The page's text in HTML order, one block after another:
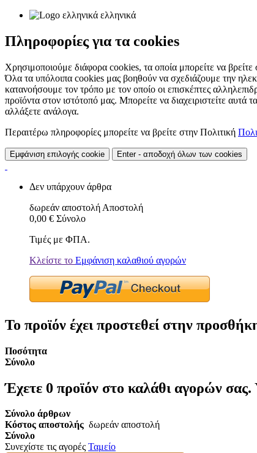
ελληνικά
Πληροφορίες για τα cookies
Χρησιμοποιούμε διάφορα cookies, τα οποία μπορείτε να βρείτε
Όλα τα υπόλοιπα cookies μας βοηθούν να σχεδιάζουμε την
κατανοήσουμε τον τρόπο με τον οποίο οι επισκέπτες
προϊόντα στον ιστότοπό μας. Μπορείτε να διαχειριστείτε
αλλάξετε ανάλογα.
Περαιτέρω πληροφορίες μπορείτε να βρείτε στην Πολιτική
Εμφάνιση επιλογής cookie Enter - αποδοχή όλων των cookies
Δεν υπάρχουν άρθρα
δωρεάν αποστολή Αποστολή
0,00 € Σύνολο
Τιμές με ΦΠΑ.
Κλείστε το Εμφάνιση καλαθιού αγορών
Το προϊόν έχει προστεθεί στην
Ποσότητα
Σύνολο
Έχετε 0 προϊόν στο καλάθι αγορών σας.
Σύνολο άρθρων
Κόστος αποστολής δωρεάν αποστολή
Σύνολο
Συνεχίστε τις αγορές Ταμείο